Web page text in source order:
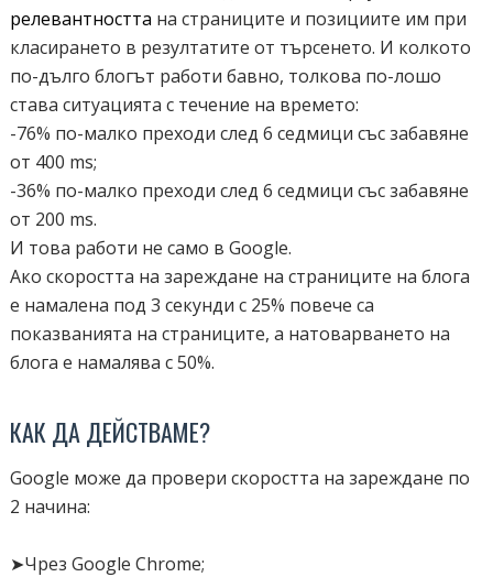
релевантността на страниците и позициите им при
класирането в резултатите от търсенето. И колкото
по-дълго блогът работи бавно, толкова по-лошо
става ситуацията с течение на времето:
-76% по-малко преходи след 6 седмици със забавяне
от 400 ms;
-36% по-малко преходи след 6 седмици със забавяне
от 200 ms.
И това работи не само в Google.
Ако скоростта на зареждане на страниците на блога
е намалена под 3 секунди с 25% повече са
показванията на страниците, а натоварването на
блога е намалява с 50%.
КАК ДА ДЕЙСТВАМЕ?
Google може да провери скоростта на зареждане по
2 начина:
➤Чрез Google Chrome;